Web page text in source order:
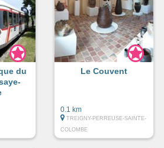
du
Le Couvent
0.1 km
TREIGNY-PERREUSE-SAINTE-
COLOMBE